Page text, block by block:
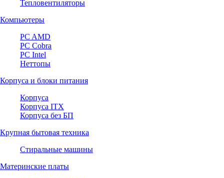
Тепловентиляторы
Компьютеры
PC AMD
PC Cobra
PC Intel
Неттопы
Корпуса и блоки питания
Корпуса
Корпуса ITX
Корпуса без БП
Крупная бытовая техника
Стиральные машины
Материнские платы